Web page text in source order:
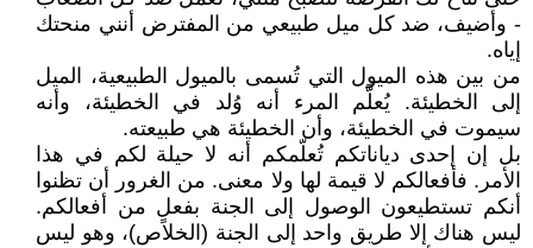
- وأضيف، ضد كل ميل طبيعي من المفترض أنني منحتك
إياه.
من بين هذه الميول التي تُسمى بالميول الطبيعية، الميل
إلى الخطيئة. يُعلَّم المرء أنه وُلد في الخطيئة، وأنه
سيموت في الخطيئة، وأن الخطيئة هي طبيعته.
بل إن إحدى دياناتكم تُعلّمكم أنه لا حيلة لكم في هذا
الأمر. فأفعالكم لا قيمة لها ولا معنى. من الغرور أن تظنوا
أنكم تستطيعون الوصول إلى الجنة بفعلٍ من أفعالكم.
ليس هناك إلا طريق واحد إلى الجنة (الخلاص)، وهو ليس